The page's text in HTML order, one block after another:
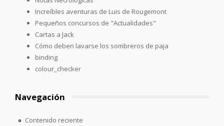
Increíbles aventuras de Luis de Rougemont
Pequeños concursos de "Actualidades"
Cartas a Jack
Cómo deben lavarse los sombreros de paja
binding
colour_checker
Navegación
Contenido reciente